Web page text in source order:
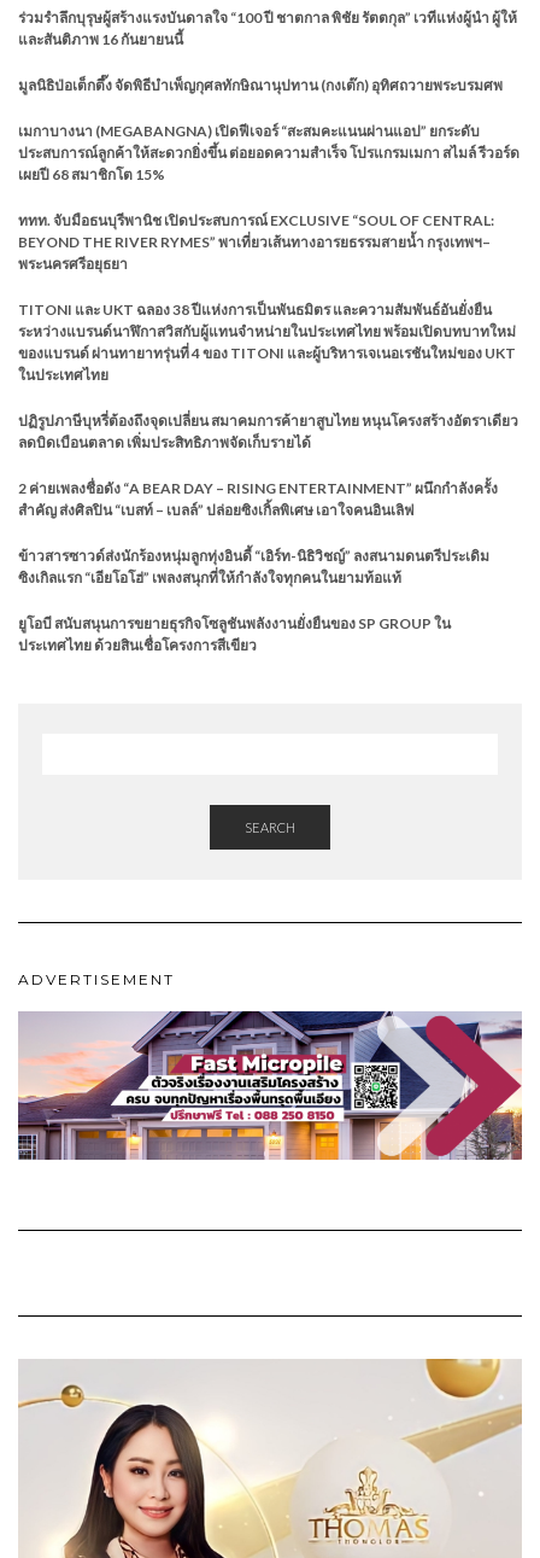
ร่วมรำลึกบุรุษผู้สร้างแรงบันดาลใจ “100 ปี ชาตกาล พิชัย รัตตกุล” เวทีแห่งผู้นำ ผู้ให้
และสันติภาพ 16 กันยายนนี้
มูลนิธิป่อเต็กตึ๊ง จัดพิธีบำเพ็ญกุศลทักษิณานุปทาน (กงเต๊ก) อุทิศถวายพระบรมศพ
เมกาบางนา (MEGABANGNA) เปิดฟีเจอร์ “สะสมคะแนนผ่านแอป” ยกระดับ
ประสบการณ์ลูกค้าให้สะดวกยิ่งขึ้น ต่อยอดความสำเร็จ โปรแกรมเมกา สไมล์ รีวอร์ด
เผยปี 68 สมาชิกโต 15%
ททท. จับมือธนบุรีพานิช เปิดประสบการณ์ EXCLUSIVE “SOUL OF CENTRAL:
BEYOND THE RIVER RYMES” พาเที่ยวเส้นทางอารยธรรมสายน้ำ กรุงเทพฯ–
พระนครศรีอยุธยา
TITONI และ UKT ฉลอง 38 ปีแห่งการเป็นพันธมิตร และความสัมพันธ์อันยั่งยืน
ระหว่างแบรนด์นาฬิกาสวิสกับผู้แทนจำหน่ายในประเทศไทย พร้อมเปิดบทบาทใหม่
ของแบรนด์ ผ่านทายาทรุ่นที่ 4 ของ TITONI และผู้บริหารเจเนอเรชันใหม่ของ UKT
ในประเทศไทย
ปฏิรูปภาษีบุหรี่ต้องถึงจุดเปลี่ยน สมาคมการค้ายาสูบไทย หนุนโครงสร้างอัตราเดียว
ลดบิดเบือนตลาด เพิ่มประสิทธิภาพจัดเก็บรายได้
2 ค่ายเพลงชื่อดัง “A BEAR DAY – RISING ENTERTAINMENT” ผนึกกำลังครั้ง
สำคัญ ส่งศิลปิน “เบสท์ – เบลล์” ปล่อยซิงเกิ้ลพิเศษ เอาใจคนอินเลิฟ
ข้าวสารซาวด์ส่งนักร้องหนุ่มลูกทุ่งอินดี้ “เอิร์ท-นิธิวิชญ์” ลงสนามดนตรีประเดิม
ซิงเกิลแรก “เอียโอโฮ่” เพลงสนุกที่ให้กำลังใจทุกคนในยามท้อแท้
ยูโอบี สนับสนุนการขยายธุรกิจโซลูชันพลังงานยั่งยืนของ SP GROUP ใน
ประเทศไทย ด้วยสินเชื่อโครงการสีเขียว
SEARCH
ADVERTISEMENT